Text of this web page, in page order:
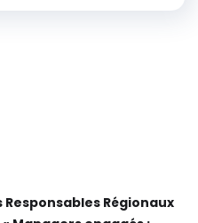
Responsables Régionaux